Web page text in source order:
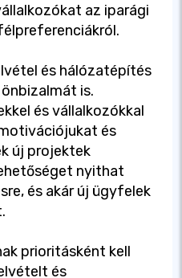
az iparági
és hálózatépítés
is.
és vállalkozókkal
és
új projektek
nyithat
és akár új ügyfelek
prioritásként kell
és